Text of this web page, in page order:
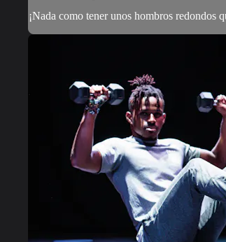
¡Nada como tener unos hombros redondos